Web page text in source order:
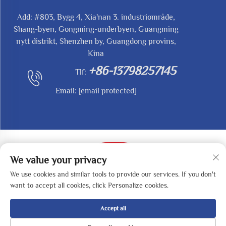
Add: #803, Bygg 4, Xia'nan 3. industriområde,
Shang-byen, Gongming-underbyen, Guangming
nytt distrikt, Shenzhen by, Guangdong provins,
Kina
Tlf: +86-13798257145
Email: [email protected]
Opphavsrett © 2025 av SHENZHEN REDY-MED
TECHNOLOGY CO.,LTD - Personvernpolicy
We value your privacy
We use cookies and similar tools to provide our services. If you don't
want to accept all cookies, click Personalize cookies.
Accept all